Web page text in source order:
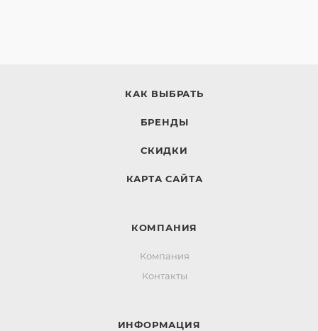
КАК ВЫБРАТЬ
БРЕНДЫ
СКИДКИ
КАРТА САЙТА
КОМПАНИЯ
Компания
Контакты
ИНФОРМАЦИЯ